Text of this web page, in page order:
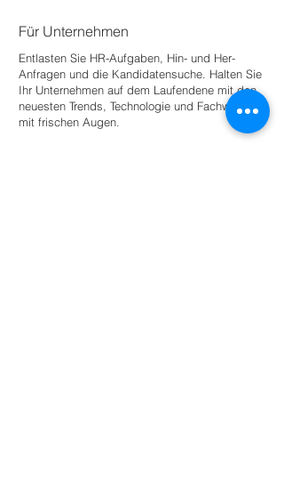
Für Unternehmen
Entlasten Sie HR-Aufgaben, Hin- und Her-
Anfragen und die Kandidatensuche. Halten Sie
Ihr Unternehmen auf dem Laufendene mit den
neuesten Trends, Technologie und Fachwissen
mit frischen Augen.